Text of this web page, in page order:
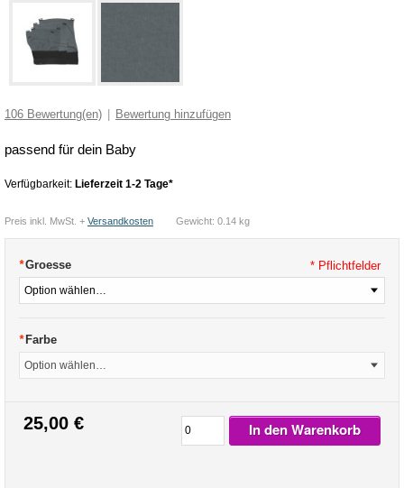
106 Bewertung(en) | Bewertung hinzufügen
passend für dein Baby
Verfügbarkeit: Lieferzeit 1-2 Tage*
Preis inkl. MwSt. + Versandkosten Gewicht: 0.14 kg
*Groesse
*Farbe
* Pflichtfelder
25,00 € In den Warenkorb